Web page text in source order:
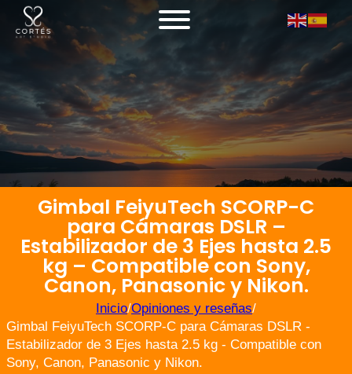
Gimbal FeiyuTech SCORP-C
para Cámaras DSLR –
Estabilizador de 3 Ejes hasta 2.5
kg – Compatible con Sony,
Canon, Panasonic y Nikon.
Inicio/Opiniones y reseñas/
Gimbal FeiyuTech SCORP-C para Cámaras DSLR -
Estabilizador de 3 Ejes hasta 2.5 kg - Compatible con
Sony, Canon, Panasonic y Nikon.